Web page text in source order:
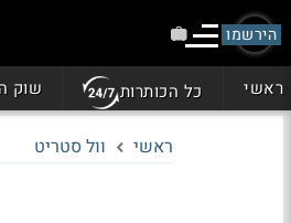
הירשמו
ראשי כל הכותרות שוק
ראשי וול סטריט